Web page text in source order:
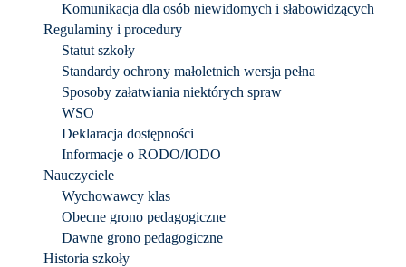
Komunikacja dla osób niewidomych i słabowidzących
Regulaminy i procedury
Statut szkoły
Standardy ochrony małoletnich wersja pełna
Sposoby załatwiania niektórych spraw
WSO
Deklaracja dostępności
Informacje o RODO/IODO
Nauczyciele
Wychowawcy klas
Obecne grono pedagogiczne
Dawne grono pedagogiczne
Historia szkoły